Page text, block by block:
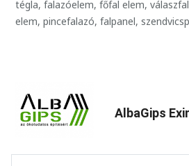
tégla, falazóelem, főfal elem,
elem, pincefalazó, falpanel,
AlbaGips